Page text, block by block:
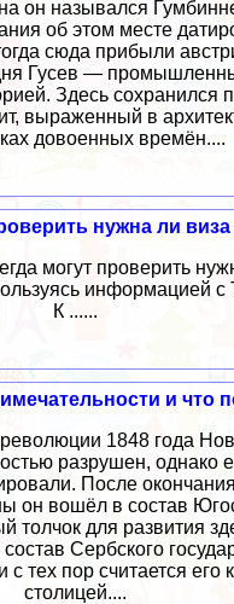
он назывался
об этом месте
сюда прибыли
Гусев —
Здесь сохранился
выраженный в
довоенных времён....
нужна ли виза
могут проверить
информацией
К ......
и что
1848 года
разрушен, однако
После
он вошёл в состав
толчок для развития
Сербского
тех пор считается его
столицей....